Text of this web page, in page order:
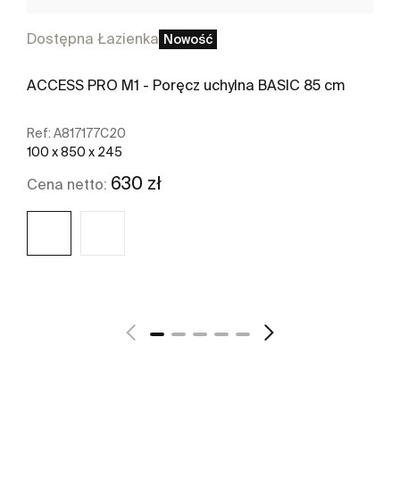
Dostępna Łazienka Nowość
ACCESS PRO M1 - Poręcz uchylna BASIC 85 cm
Ref: A817177C20
100 x 850 x 245
Cena netto: 630 zł